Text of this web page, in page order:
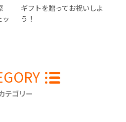
ッ
ギフトを贈ってお祝いしよ
う！
テゴリー